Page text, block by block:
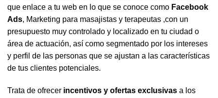
que enlace a tu web en lo que se conoce como Facebook
Ads, Marketing para masajistas y terapeutas ,con un
presupuesto muy controlado y localizado en tu ciudad o
área de actuación, así como segmentado por los intereses
y perfil de las personas que se ajustan a las características
de tus clientes potenciales.
Trata de ofrecer incentivos y ofertas exclusivas a los